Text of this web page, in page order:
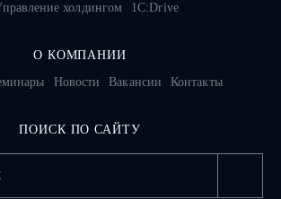
холдингом 1C:Drive
О КОМПАНИИ
Новости Вакансии Контакты
ПОИСК ПО САЙТУ